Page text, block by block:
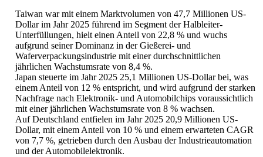
Taiwan war mit einem Marktvolumen von 47,7 Millionen US-
Dollar im Jahr 2025 führend im Segment der Halbleiter-
Unterfüllungen, hielt einen Anteil von 22,8 % und wuchs
aufgrund seiner Dominanz in der Gießerei- und
Waferverpackungsindustrie mit einer durchschnittlichen
jährlichen Wachstumsrate von 8,4 %.
Japan steuerte im Jahr 2025 25,1 Millionen US-Dollar bei, was
einem Anteil von 12 % entspricht, und wird aufgrund der starken
Nachfrage nach Elektronik- und Automobilchips voraussichtlich
mit einer jährlichen Wachstumsrate von 8 % wachsen.
Auf Deutschland entfielen im Jahr 2025 20,9 Millionen US-
Dollar, mit einem Anteil von 10 % und einem erwarteten CAGR
von 7,7 %, getrieben durch den Ausbau der Industrieautomation
und der Automobilelektronik.